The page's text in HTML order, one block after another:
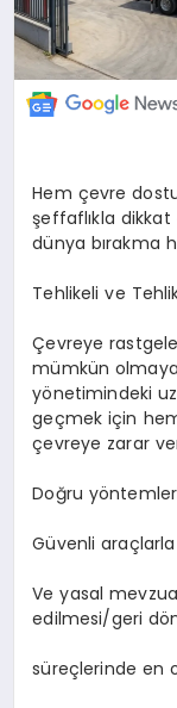
Hem çevre
şeffaflıkla
dünya bırakma
Tehlikeli ve
Çevreye
mümkün
yönetimindeki
geçmek için
çevreye zarar
Doğru
Güvenli araçlarla
Ve yasal
edilmesi/geri
süreçlerinde en